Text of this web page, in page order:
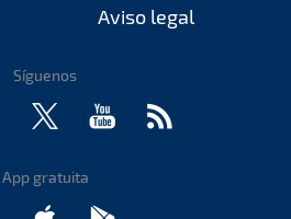
Aviso legal
Síguenos
App gratuita